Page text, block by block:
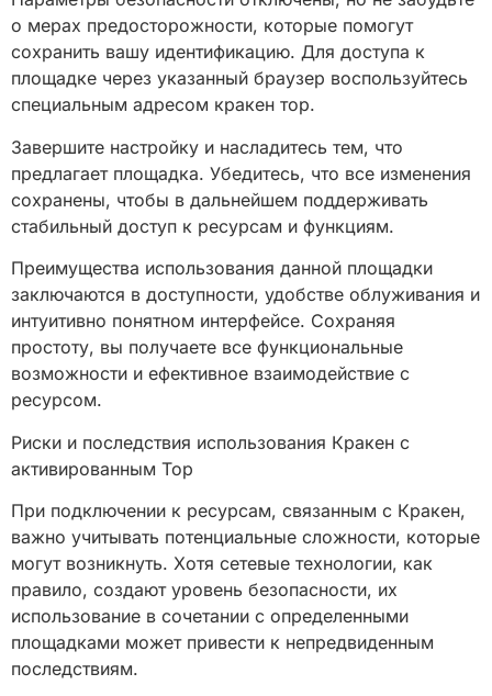
о мерах предосторожности, которые помогут
сохранить вашу идентификацию. Для доступа к
площадке через указанный браузер воспользуйтесь
специальным адресом кракен тор.
Завершите настройку и насладитесь тем, что
предлагает площадка. Убедитесь, что все изменения
сохранены, чтобы в дальнейшем поддерживать
стабильный доступ к ресурсам и функциям.
Преимущества использования данной площадки
заключаются в доступности, удобстве облуживания и
интуитивно понятном интерфейсе. Сохраняя
простоту, вы получаете все функциональные
возможности и ефективное взаимодействие с
ресурсом.
Риски и последствия использования Кракен с
активированным Тор
При подключении к ресурсам, связанным с Кракен,
важно учитывать потенциальные сложности, которые
могут возникнуть. Хотя сетевые технологии, как
правило, создают уровень безопасности, их
использование в сочетании с определенными
площадками может привести к непредвиденным
последствиям.